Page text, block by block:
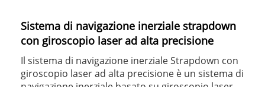
Sistema di navigazione inerziale strapdown
con giroscopio laser ad alta precisione
Il sistema di navigazione inerziale Strapdown con
giroscopio laser ad alta precisione è un sistema di